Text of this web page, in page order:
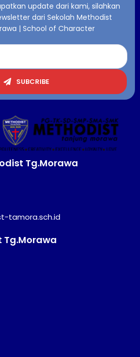
update dari kami, silahkan
dari Sekolah Methodist
| School of Character
SUBCRIBE
Tg.Morawa
tamora.sch.id
Tg.Morawa